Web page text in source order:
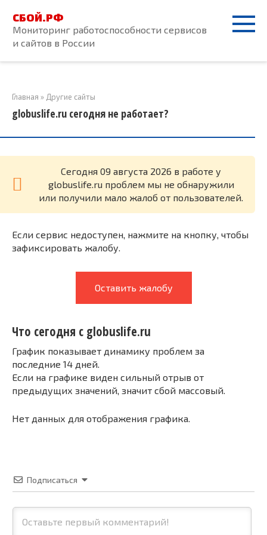
контенту
СБОЙ.РФ
Мониторинг работоспособности сервисов
и сайтов в России
Главная » Другие сайты
globuslife.ru сегодня не работает?
Cегодня 09 августа 2026 в работе у
globuslife.ru проблем мы не обнаружили
или получили мало жалоб от пользователей.
Если сервис недоступен, нажмите на кнопку, чтобы
зафиксировать жалобу.
Оставить жалобу
Что сегодня с globuslife.ru
График показывает динамику проблем за
последние 14 дней.
Если на графике виден сильный отрыв от
предыдущих значений, значит сбой массовый.
Нет данных для отображения графика.
Подписаться